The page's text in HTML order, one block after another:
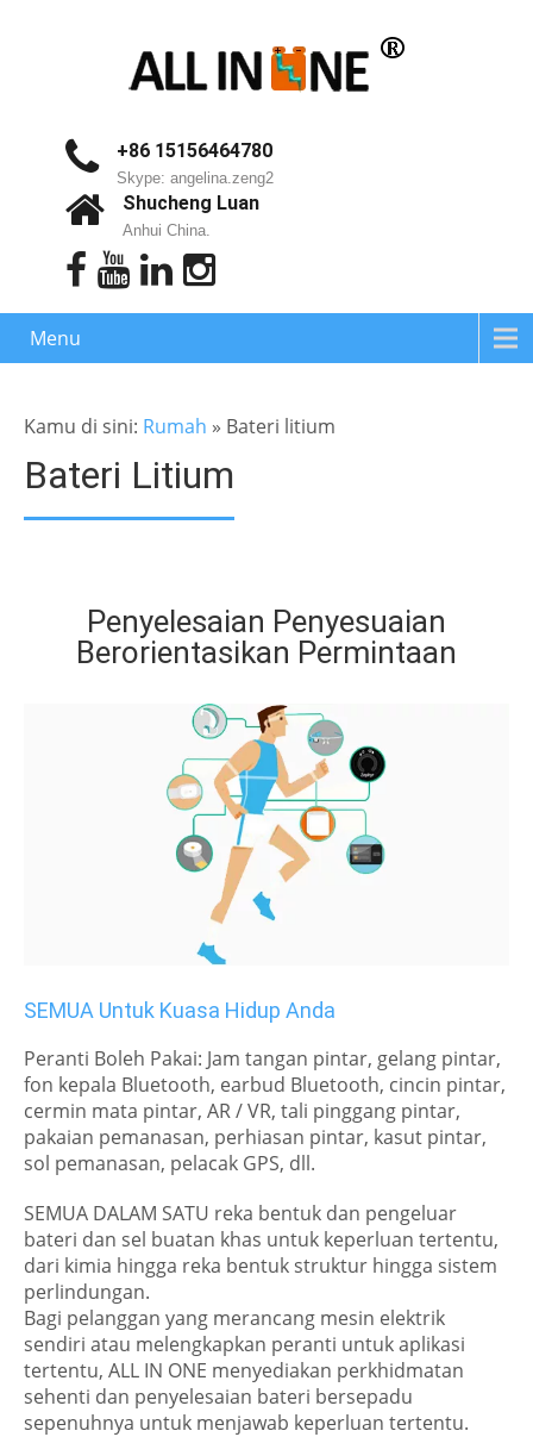
+86 15156464780
Skype: angelina.zeng2
Shucheng Luan
Anhui China.
Menu
Kamu di sini: Rumah » Bateri litium
Bateri Litium
Penyelesaian Penyesuaian
Berorientasikan Permintaan
SEMUA Untuk Kuasa Hidup Anda
Peranti Boleh Pakai: Jam tangan pintar, gelang pintar,
fon kepala Bluetooth, earbud Bluetooth, cincin pintar,
cermin mata pintar, AR / VR, tali pinggang pintar,
pakaian pemanasan, perhiasan pintar, kasut pintar,
sol pemanasan, pelacak GPS, dll.
SEMUA DALAM SATU reka bentuk dan pengeluar
bateri dan sel buatan khas untuk keperluan tertentu,
dari kimia hingga reka bentuk struktur hingga sistem
perlindungan.
Bagi pelanggan yang merancang mesin elektrik
sendiri atau melengkapkan peranti untuk aplikasi
tertentu, ALL IN ONE menyediakan perkhidmatan
sehenti dan penyelesaian bateri bersepadu
sepenuhnya untuk menjawab keperluan tertentu.